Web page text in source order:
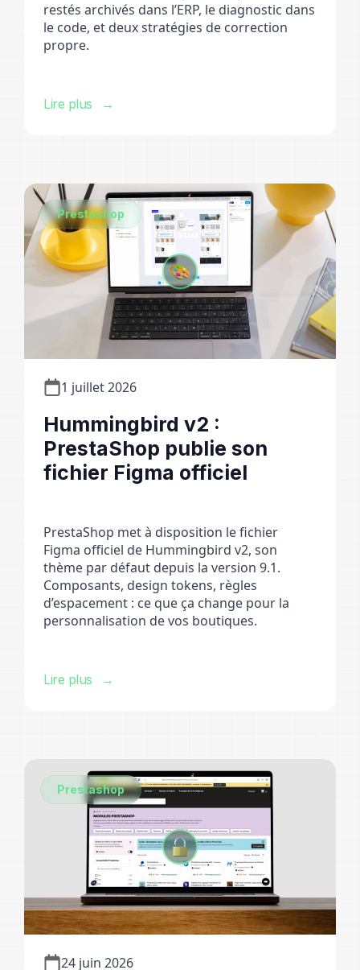
restés archivés dans l’ERP, le diagnostic dans
le code, et deux stratégies de correction
propre.
Lire plus
Prestashop
1 juillet 2026
Hummingbird v2 :
PrestaShop publie son
fichier Figma officiel
PrestaShop met à disposition le fichier
Figma officiel de Hummingbird v2, son
thème par défaut depuis la version 9.1.
Composants, design tokens, règles
d’espacement : ce que ça change pour la
personnalisation de vos boutiques.
Lire plus
Prestashop
24 juin 2026